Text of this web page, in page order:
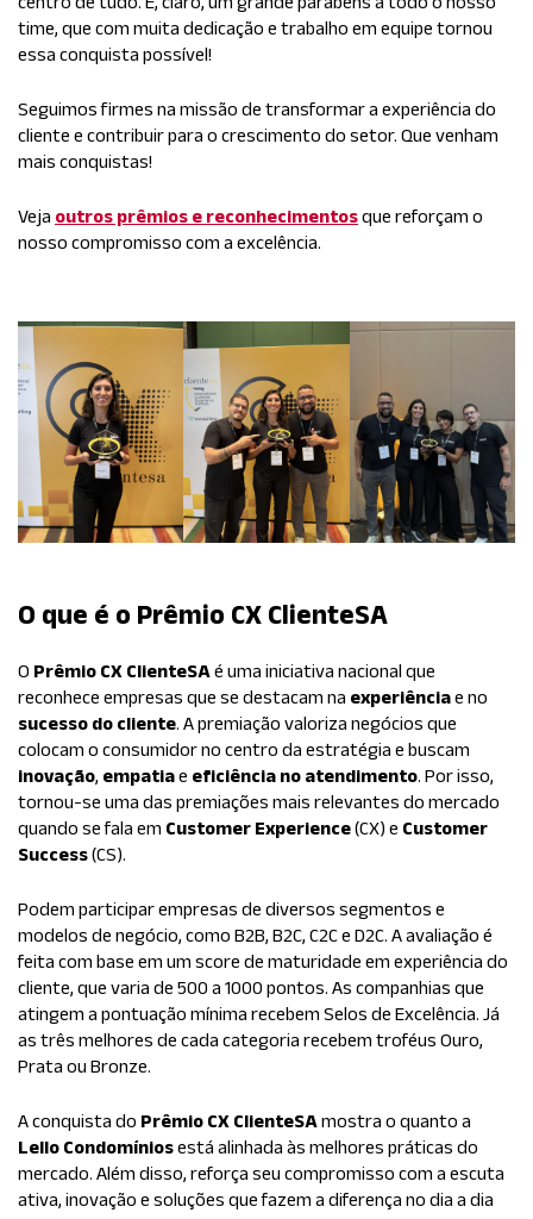
time, que com muita dedicação e trabalho em equipe tornou
essa conquista possível!
Seguimos firmes na missão de transformar a experiência do
cliente e contribuir para o crescimento do setor. Que venham
mais conquistas!
Veja outros prêmios e reconhecimentosque reforçam o
nosso compromisso com a excelência.
O que é o Prêmio CX ClienteSA
O Prêmio CX ClienteSAé uma iniciativa nacional que
reconhece empresas que se destacam na experiênciae no
sucesso do cliente. A premiação valoriza negócios que
colocam o consumidor no centro da estratégia e buscam
inovação, empatiae eficiência no atendimento. Por isso,
tornou-se uma das premiações mais relevantes do mercado
quando se fala em Customer Experience(CX) e Customer
Success(CS).
Podem participar empresas de diversos segmentos e
modelos de negócio, como B2B, B2C, C2C e D2C. A avaliação é
feita com base em um score de maturidade em experiência do
cliente, que varia de 500 a 1000 pontos. As companhias que
atingem a pontuação mínima recebem Selos de Excelência. Já
as três melhores de cada categoria recebem troféus Ouro,
Prata ou Bronze.
A conquista do Prêmio CX ClienteSAmostra o quanto a
Lello Condomíniosestá alinhada às melhores práticas do
mercado. Além disso, reforça seu compromisso com a escuta
ativa, inovação e soluções que fazem a diferença no dia a dia